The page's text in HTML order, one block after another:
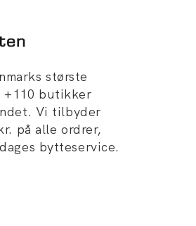
største
+110 butikker
Vi tilbyder
på alle ordrer,
bytteservice.